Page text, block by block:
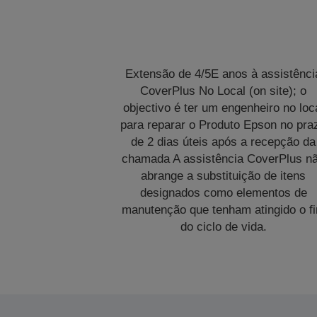
Extensão de 4/5E anos à
CoverPlus No Local (on site); o
objectivo é ter um engenheiro no
para reparar o Produto Epson no
de 2 dias úteis após a recepção da
chamada A assistência CoverPlus
abrange a substituição de itens
designados como elementos de
manutenção que tenham atingido o
do ciclo de vida.